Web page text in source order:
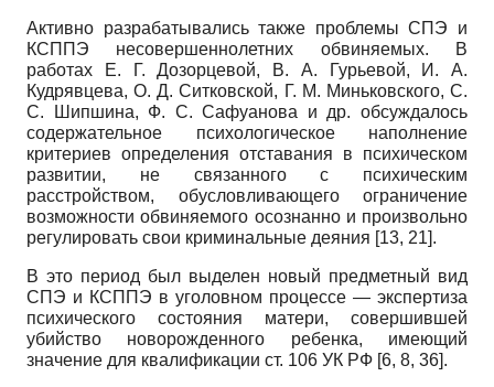
Активно разрабатывались также проблемы СПЭ и
КСППЭ несовершеннолетних обвиняемых. В
работах Е. Г. Дозорцевой, В. А. Гурьевой, И. А.
Кудрявцева, О. Д. Ситковской, Г. М. Миньковского, С.
С. Шипшина, Ф. С. Сафуанова и др. обсуждалось
содержательное психологическое наполнение
критериев определения отставания в психическом
развитии, не связанного с психическим
расстройством, обусловливающего ограничение
возможности обвиняемого осознанно и произвольно
регулировать свои криминальные деяния [13, 21].
В это период был выделен новый предметный вид
СПЭ и КСППЭ в уголовном процессе — экспертиза
психического состояния матери, совершившей
убийство новорожденного ребенка, имеющий
значение для квалификации ст. 106 УК РФ [6, 8, 36].